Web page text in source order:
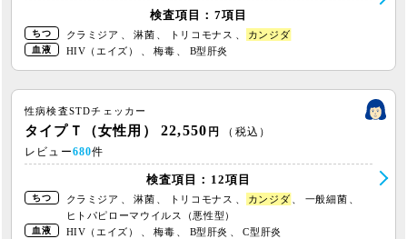
検査項目：7項目
ちつ クラミジア 淋菌 トリコモナス カンジダ
血液 HIV（エイズ） 梅毒 B型肝炎
性病検査STDチェッカー
タイプＴ（女性用） 22,550 円
（税込）
レビュー680件
検査項目：12項目
ちつ クラミジア 淋菌 トリコモナス カンジダ 一般細菌
ヒトパピローマウイルス（悪性型）
血液 HIV（エイズ） 梅毒 B型肝炎 C型肝炎